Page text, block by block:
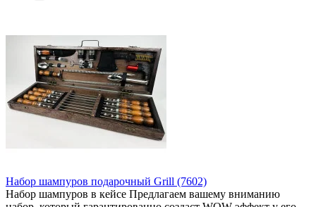
Набор шампуров подарочный Grill (7602)
Набор шампуров в кейсе Предлагаем вашему вниманию